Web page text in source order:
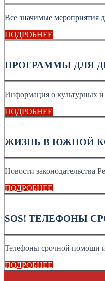
Все значимые мероприятия
ПОДРОБНЕЕ
ПРОГРАММЫ ДЛЯ
Информация о культурных и
ПОДРОБНЕЕ
ЖИЗНЬ В ЮЖНОЙ
Новости законодательства
ПОДРОБНЕЕ
SOS! ТЕЛЕФОНЫ
Телефоны срочной помощи
ПОДРОБНЕЕ